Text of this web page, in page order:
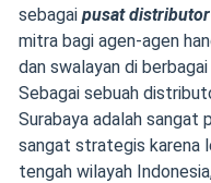
sebagai pusat
mitra bagi agen-agen
dan swalayan di
Sebagai sebuah
Surabaya adalah sangat
sangat strategis karena
tengah wilayah